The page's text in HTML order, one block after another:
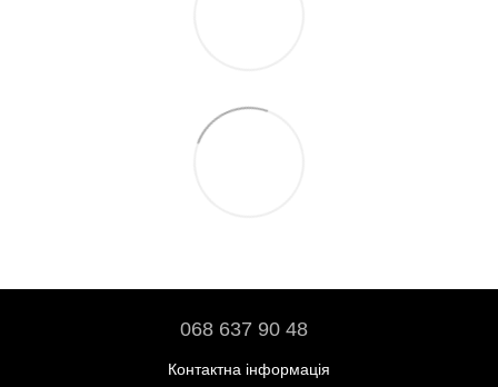
068 637 90 48
Контактна інформація